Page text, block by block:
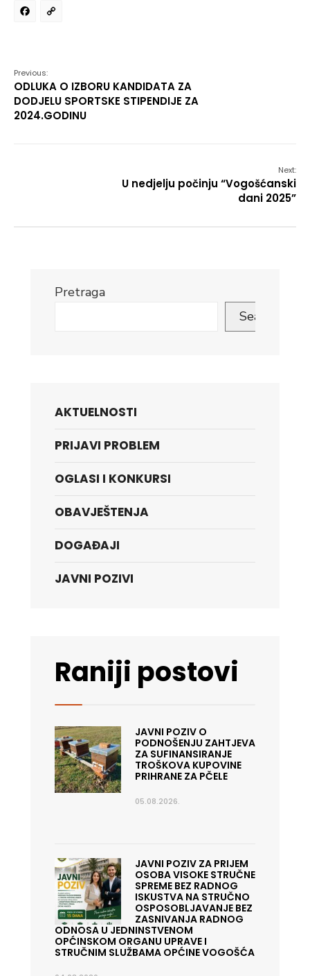
Facebook
Previous:
ODLUKA O IZBORU KANDIDATA ZA
DODJELU SPORTSKE STIPENDIJE ZA
2024.GODINU
Next:
U nedjelju počinju “Vogošćanski
dani 2025”
Pretraga
Search
AKTUELNOSTI
PRIJAVI PROBLEM
OGLASI I KONKURSI
OBAVJEŠTENJA
DOGAĐAJI
JAVNI POZIVI
Raniji postovi
JAVNI POZIV O
PODNOŠENJU ZAHTJEVA
ZA SUFINANSIRANJE
TROŠKOVA KUPOVINE
PRIHRANE ZA PČELE
05.08.2026.
JAVNI POZIV ZA PRIJEM
OSOBA VISOKE STRUČNE
SPREME BEZ RADNOG
ISKUSTVA NA STRUČNO
OSPOSOBLJAVANJE BEZ
ZASNIVANJA RADNOG
ODNOSA U JEDNINSTVENOM
OPĆINSKOM ORGANU UPRAVE I
STRUČNIM SLUŽBAMA OPĆINE VOGOŠĆA